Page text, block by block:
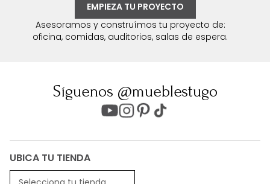
EMPIEZA TU PROYECTO
Asesoramos y construímos tu proyecto de:
oficina, comidas, auditorios, salas de espera.
Síguenos @mueblestugo
UBICA TU TIENDA